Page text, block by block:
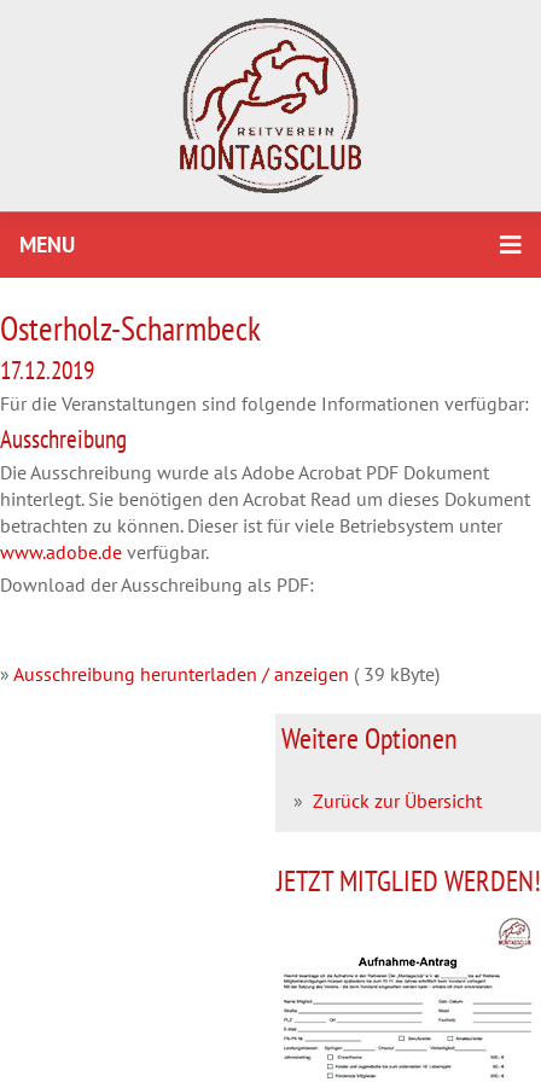
MENU
Osterholz-Scharmbeck
17.12.2019
Für die Veranstaltungen sind folgende Informationen verfügbar:
Ausschreibung
Die Ausschreibung wurde als Adobe Acrobat PDF Dokument
hinterlegt. Sie benötigen den Acrobat Read um dieses Dokument
betrachten zu können. Dieser ist für viele Betriebsystem unter
www.adobe.de verfügbar.
Download der Ausschreibung als PDF:
» Ausschreibung herunterladen / anzeigen ( 39 kByte)
Weitere Optionen
» Zurück zur Übersicht
JETZT MITGLIED WERDEN!